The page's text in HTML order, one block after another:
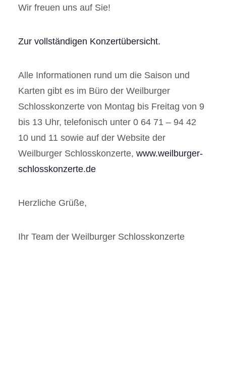
Wir freuen uns auf Sie!
Zur vollständigen Konzertübersicht.
Alle Informationen rund um die Saison und
Karten gibt es im Büro der Weilburger
Schlosskonzerte von Montag bis Freitag von 9
bis 13 Uhr, telefonisch unter 0 64 71 – 94 42
10 und 11 sowie auf der Website der
Weilburger Schlosskonzerte, www.weilburger-
schlosskonzerte.de
Herzliche Grüße,
Ihr Team der Weilburger Schlosskonzerte